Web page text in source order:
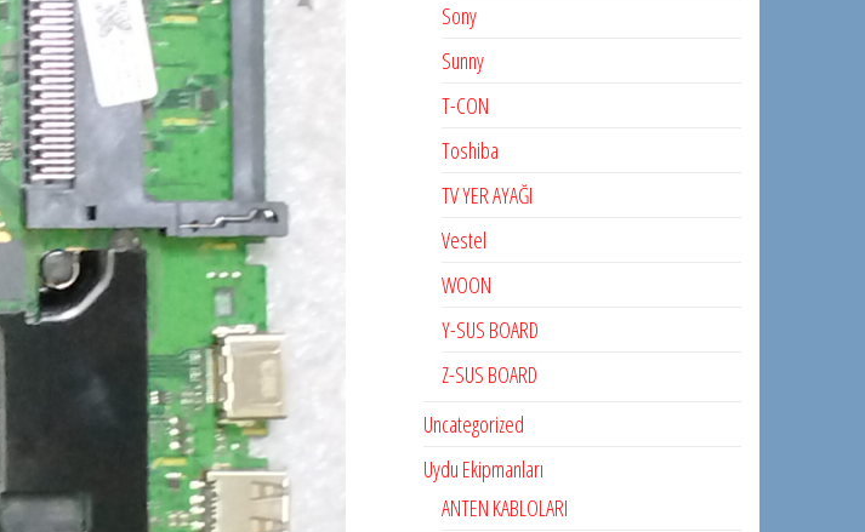
Sony
Sunny
T-CON
Toshiba
TV YER AYAĞI
Vestel
WOON
Y-SUS BOARD
Z-SUS BOARD
Uncategorized
Uydu Ekipmanları
ANTEN KABLOLARI